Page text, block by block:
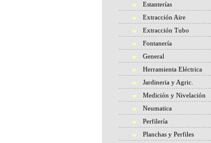
Estanterías
Extracción Aire
Extracción Tubo
Fontanería
General
Herramienta Eléctrica
Jardineria y Agric.
Medición y Nivelación
Neumatica
Perfilería
Planchas y Perfiles